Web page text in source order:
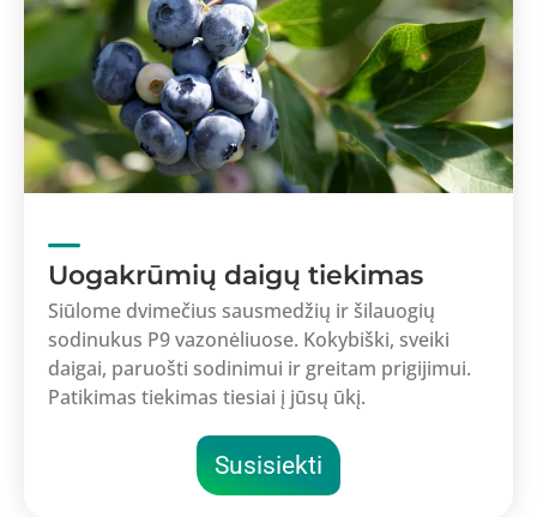
Uogakrūmių daigų tiekimas
Siūlome dvimečius sausmedžių ir šilauogių
sodinukus P9 vazonėliuose. Kokybiški, sveiki
daigai, paruošti sodinimui ir greitam prigijimui.
Patikimas tiekimas tiesiai į jūsų ūkį.
Susisiekti